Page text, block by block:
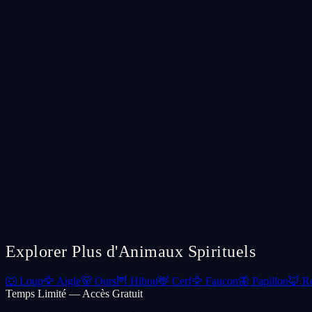
Explorer Plus d'Animaux Spirituels
🐺 Loup🦅 Aigle🐻 Ours🦉 Hibou🦌 Cerf🦅 Faucon🦋 Papillon🦊
Temps Limité — Accès Gratuit